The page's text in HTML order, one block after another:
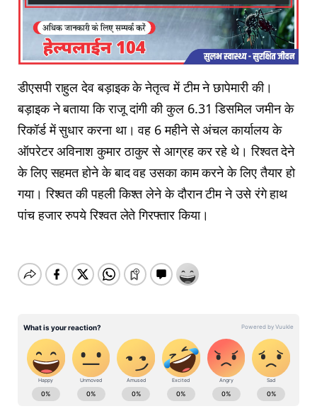
डीएसपी राहुल देव बड़ाइक के नेतृत्व में टीम ने छापेमारी की।
बड़ाइक ने बताया कि राजू दांगी की कुल 6.31 डिसमिल जमीन के
रिकॉर्ड में सुधार करना था। वह 6 महीने से अंचल कार्यालय के
ऑपरेटर अविनाश कुमार ठाकुर से आग्रह कर रहे थे। रिश्वत देने
के लिए सहमत होने के बाद वह उसका काम करने के लिए तैयार हो
गया। रिश्वत की पहली किश्त लेने के दौरान टीम ने उसे रंगे हाथ
पांच हजार रुपये रिश्वत लेते गिरफ्तार किया।